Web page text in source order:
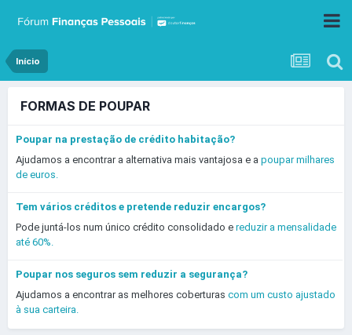
Início
FORMAS DE POUPAR
Poupar na prestação de crédito habitação?
Ajudamos a encontrar a alternativa mais vantajosa e a poupar milhares
de euros.
Tem vários créditos e pretende reduzir encargos?
Pode juntá-los num único crédito consolidado e reduzir a mensalidade
até 60%.
Poupar nos seguros sem reduzir a segurança?
Ajudamos a encontrar as melhores coberturas com um custo ajustado
à sua carteira.